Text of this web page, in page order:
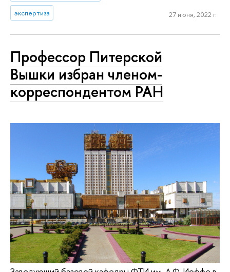
экспертиза 27 июня, 2022 г.
Профессор Питерской
Вышки избран членом-
корреспондентом РАН